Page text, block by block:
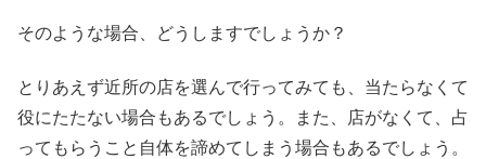
そのような場合、どうしますでしょうか？
とりあえず近所の店を選んで行ってみても、当たらなくて
役にたたない場合もあるでしょう。また、店がなくて、占
ってもらうこと自体を諦めてしまう場合もあるでしょう。